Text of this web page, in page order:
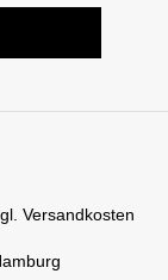
Versandkosten